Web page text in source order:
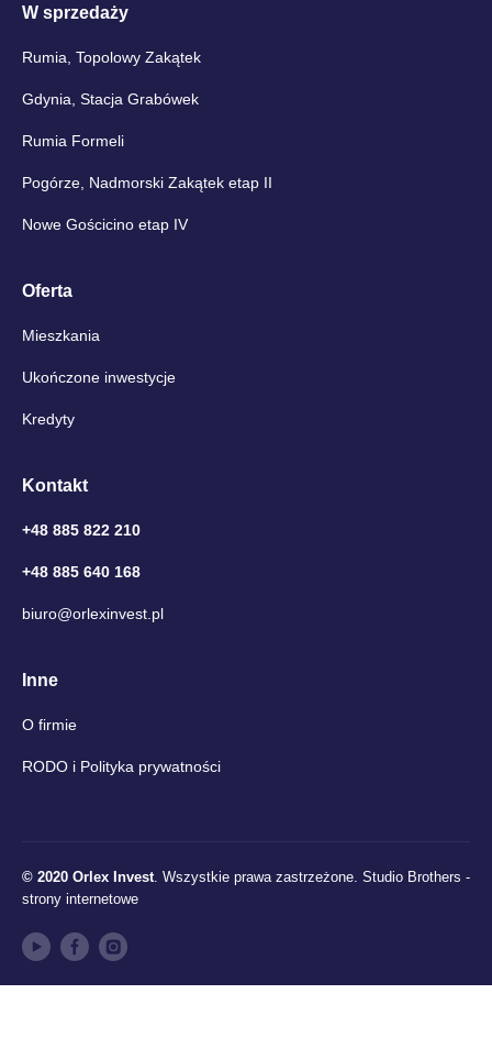
W sprzedaży
Rumia, Topolowy Zakątek
Gdynia, Stacja Grabówek
Rumia Formeli
Pogórze, Nadmorski Zakątek etap II
Nowe Gościcino etap IV
Oferta
Mieszkania
Ukończone inwestycje
Kredyty
Kontakt
+48 885 822 210
+48 885 640 168
biuro@orlexinvest.pl
Inne
O firmie
RODO i Polityka prywatności
© 2020 Orlex Invest . Wszystkie prawa zastrzeżone. Studio Brothers -
strony internetowe